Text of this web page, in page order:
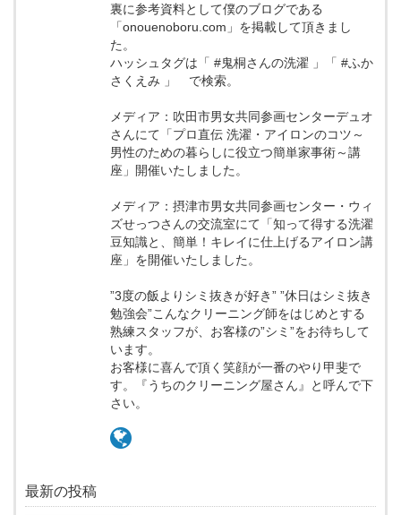
裏に参考資料として僕のブログである
「onouenoboru.com」を掲載して頂きまし
た。
ハッシュタグは「 #鬼桐さんの洗濯 」「 #ふか
さくえみ 」 で検索。
メディア：吹田市男女共同参画センターデュオ
さんにて「プロ直伝 洗濯・アイロンのコツ～
男性のための暮らしに役立つ簡単家事術～講
座」開催いたしました。
メディア：摂津市男女共同参画センター・ウィ
ズせっつさんの交流室にて「知って得する洗濯
豆知識と、簡単！キレイに仕上げるアイロン講
座」を開催いたしました。
”3度の飯よりシミ抜きが好き” ”休日はシミ抜き
勉強会”こんなクリーニング師をはじめとする
熟練スタッフが、お客様の”シミ”をお待ちして
います。
お客様に喜んで頂く笑顔が一番のやり甲斐で
す。『うちのクリーニング屋さん』と呼んで下
さい。
最新の投稿